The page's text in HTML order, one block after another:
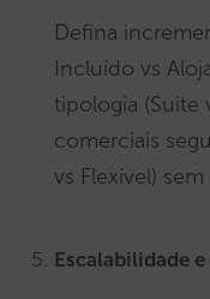
Defina
Incluído vs
tipologia (Suite
comerciais
vs Flexível)
Escalabilidade